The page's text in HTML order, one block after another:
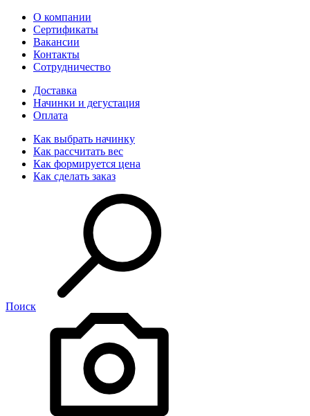
О компании
Сертификаты
Вакансии
Контакты
Сотрудничество
Доставка
Начинки и дегустация
Оплата
Как выбрать начинку
Как рассчитать вес
Как формируется цена
Как сделать заказ
Поиск